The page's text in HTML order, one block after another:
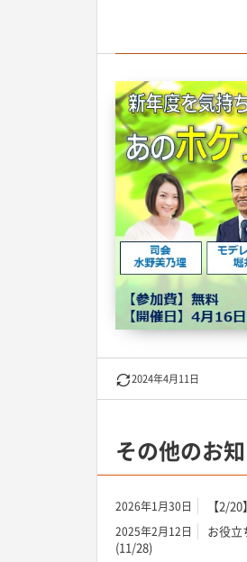
2024年4月11日
その他のお
2026年1月30日 【2/
2025年2月12日
お役立
(11/28)